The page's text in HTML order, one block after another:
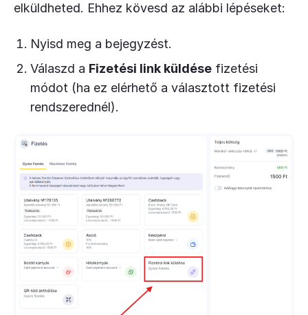
elküldheted. Ehhez kövesd az alábbi lépéseket:
Nyisd meg a bejegyzést.
Válaszd a Fizetési link küldése fizetési
módot (ha ez elérhető a választott fizetési
rendszerednél).